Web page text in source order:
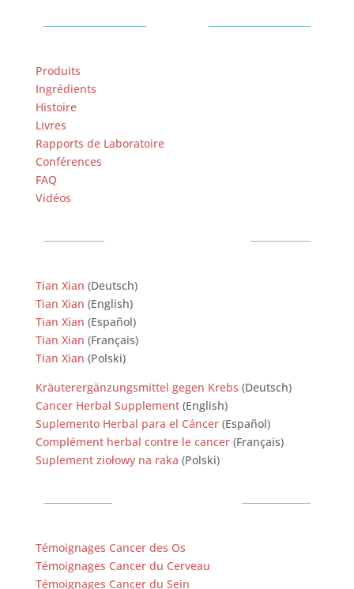
Produits
Ingrédients
Histoire
Livres
Rapports de Laboratoire
Conférences
FAQ
Vidéos
Tian Xian (Deutsch)
Tian Xian (English)
Tian Xian (Español)
Tian Xian (Français)
Tian Xian (Polski)
Kräuterergänzungsmittel gegen Krebs (Deutsch)
Cancer Herbal Supplement(English)
Suplemento Herbal para el Cáncer(Español)
Complément herbal contre le cancer(Français)
Suplement ziołowy na raka (Polski)
Témoignages Cancer des Os
Témoignages Cancer du Cerveau
Témoignages Cancer du Sein